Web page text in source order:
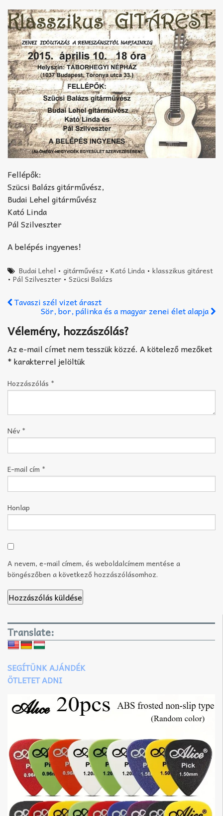
Fellépők:
Szücsi Balázs gitárművész,
Budai Lehel gitárművész
Kató Linda
Pál Szilveszter
A belépés ingyenes!
Budai Lehel •gitárművész •Kató Linda •klasszikus gitárest
• Pál Szilveszter • Szücsi Balázs
Tavaszi szél vizet áraszt
Sör, bor, pálinka és a magyar zenei élet alapja
Vélemény, hozzászólás?
Az e-mail címet nem tesszük közzé. A kötelező mezőket
*karakterrel jelöltük
Hozzászólás *
Név *
E-mail cím *
Honlap
A nevem, e-mail címem, és weboldalcímem mentése a
böngészőben a következő hozzászólásomhoz.
Translate:
SEGÍTÜNK AJÁNDÉK
ÖTLETET ADNI